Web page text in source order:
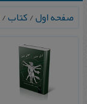
صفحه اول/کتاب/